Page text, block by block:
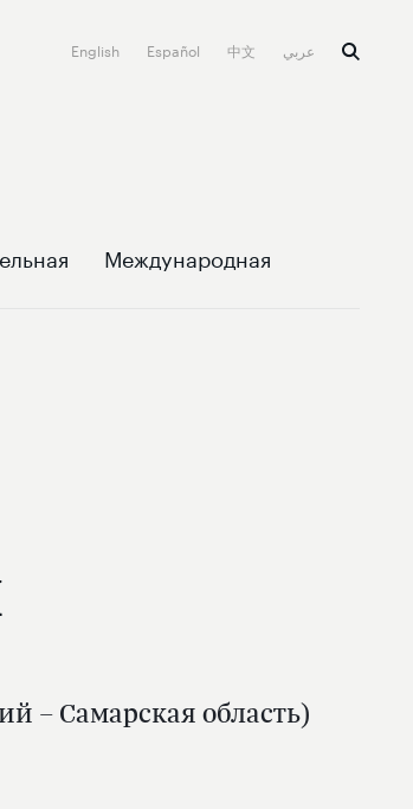
English Español 中文
Международная
– Самарская область)